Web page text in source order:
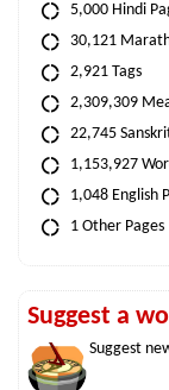
5,000 Hindi
30,121
2,921 Tags
2,309,309
22,745
1,153,927
1,048 English
1 Other Pages
Suggest a
Suggest